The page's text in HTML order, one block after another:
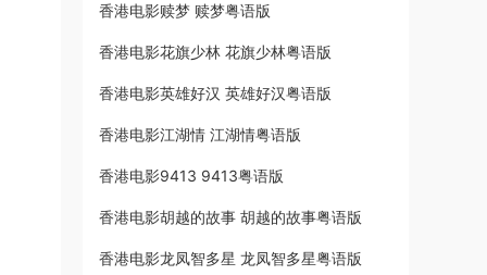
香港电影赎梦 赎梦粤语版
香港电影花旗少林 花旗少林粤语版
香港电影英雄好汉 英雄好汉粤语版
香港电影江湖情 江湖情粤语版
香港电影9413 9413粤语版
香港电影胡越的故事 胡越的故事粤语版
香港电影龙凤智多星 龙凤智多星粤语版